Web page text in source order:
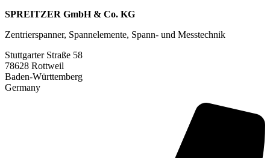
SPREITZER GmbH & Co. KG
Zentrierspanner, Spannelemente, Spann- und Messtechnik
Stuttgarter Straße 58
78628 Rottweil
Baden-Württemberg
Germany